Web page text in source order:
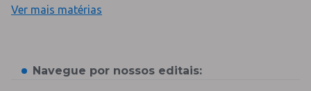
Ver mais matérias
Navegue por nossos editais: